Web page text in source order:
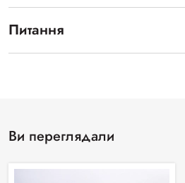
Питання
Ви переглядали